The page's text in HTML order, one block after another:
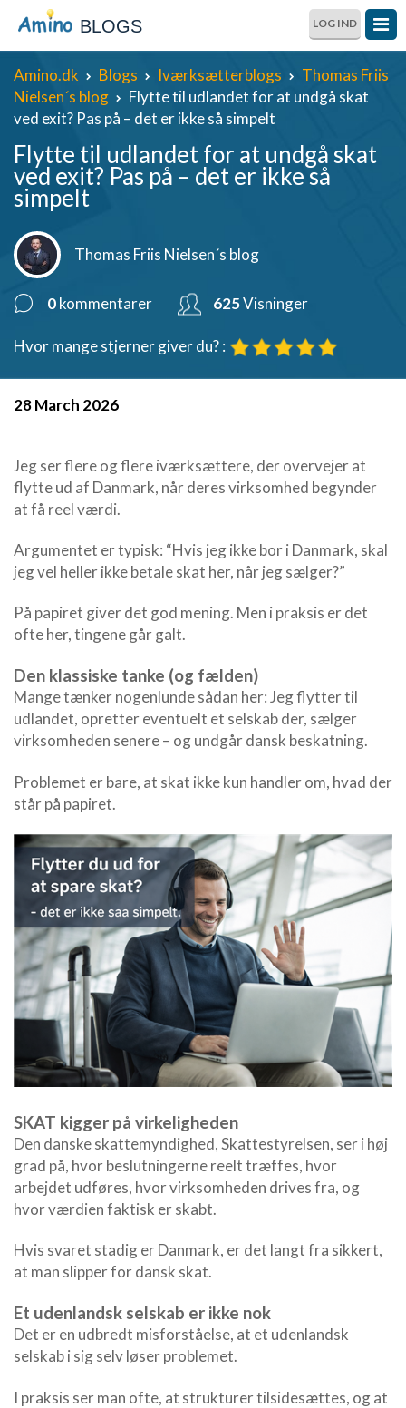
BLOGS LOG IND
Amino.dk Blogs Iværksætterblogs
Thomas Friis
Nielsen´s blog
Flytte til udlandet for at undgå skat
ved exit? Pas på – det er ikke så simpelt
Flytte til udlandet for at undgå skat
ved exit? Pas på – det er ikke så
simpelt
Thomas Friis Nielsen´s blog
0kommentarer 625Visninger
Hvor mange stjerner giver du? :
28 March 2026
Jeg ser flere og flere iværksættere, der overvejer at
flytte ud af Danmark, når deres virksomhed begynder
at få reel værdi.
Argumentet er typisk: “Hvis jeg ikke bor i Danmark, skal
jeg vel heller ikke betale skat her, når jeg sælger?”
På papiret giver det god mening. Men i praksis er det
ofte her, tingene går galt.
Den klassiske tanke (og fælden)
Mange tænker nogenlunde sådan her: Jeg flytter til
udlandet, opretter eventuelt et selskab der, sælger
virksomheden senere – og undgår dansk beskatning.
Problemet er bare, at skat ikke kun handler om, hvad der
står på papiret.
SKAT kigger på virkeligheden
Den danske skattemyndighed,Skattestyrelsen, ser i høj
grad på, hvor beslutningerne reelt træffes, hvor
arbejdet udføres, hvor virksomheden drives fra, og
hvor værdien faktisk er skabt.
Hvis svaret stadig er Danmark, er det langt fra sikkert,
at man slipper for dansk skat.
Et udenlandsk selskab er ikke nok
Det er en udbredt misforståelse, at et udenlandsk
selskab i sig selv løser problemet.
I praksis ser man ofte, at strukturer tilsidesættes, og at